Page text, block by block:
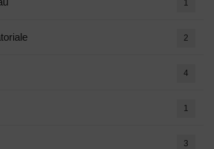
1
2
4
1
3